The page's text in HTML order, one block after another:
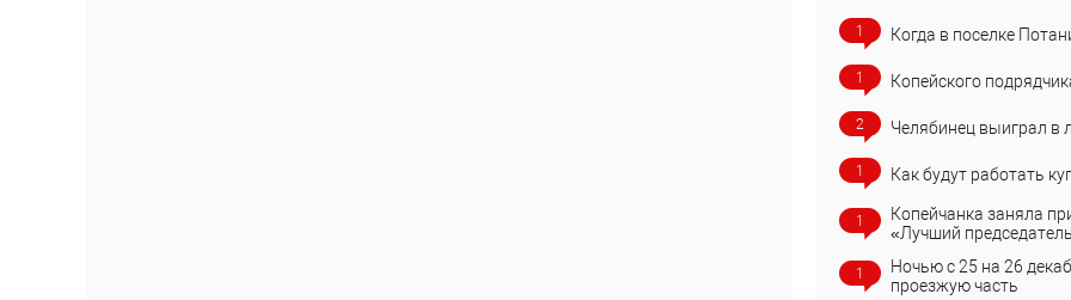
1 Когда в поселке
1 Копейского
2 Челябинец выиграл в
1 Как будут работать
1
Копейчанка заняла
«Лучший
1
Ночью с 25 на 26
проезжую часть